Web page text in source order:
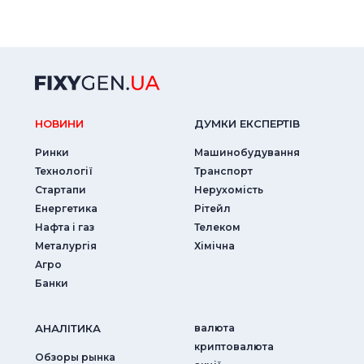
НОВИНИ
Ринки
Технології
Стартапи
Енергетика
Нафта і газ
Металургія
Агро
Банки
ДУМКИ ЕКСПЕРТIВ
Машинобудування
Транспорт
Нерухомість
Рітейл
Телеком
Хімічна
АНАЛIТИКА
Обзоры рынка
валюта
криптовалюта